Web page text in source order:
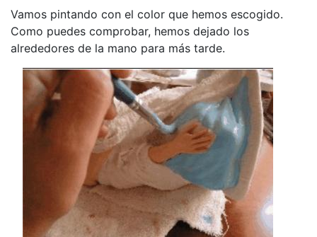
Vamos pintando con el color que hemos escogido.
Como puedes comprobar, hemos dejado los
alrededores de la mano para más tarde.